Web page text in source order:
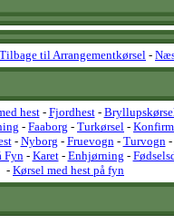
Tilbage til Arrangementkørsel -
hest- Fjordhest-
- Faaborg - Turkørsel -
- Nyborg - Fruevogn- Turvogn-
Fyn- Karet- Enhjørning -
- Kørsel med hest på fyn